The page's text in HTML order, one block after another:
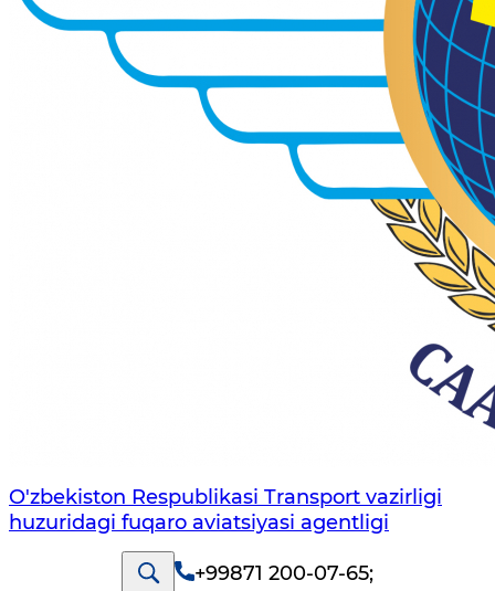
O'zbekiston Respublikasi Transport vazirligi
huzuridagi fuqaro aviatsiyasi agentligi
+99871 200-07-65;